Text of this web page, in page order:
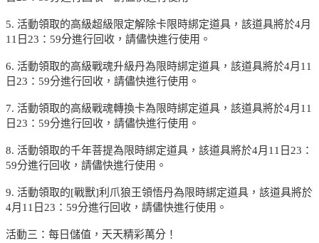
5. 活動領取的高級超級限定解除卡限時綁定道具，該道具將於4月
11日23：59分進行回收，請儘快進行使用。
6. 活動領取的高級戰魂升級丹為限時綁定道具，該道具將於4月11
日23：59分進行回收，請儘快進行使用。
7. 活動領取的高級戰魂轉換卡為限時綁定道具，該道具將於4月11
日23：59分進行回收，請儘快進行使用。
8. 活動領取的千年菩提為限時綁定道具，該道具將於4月11日23：
59分進行回收，請儘快進行使用。
9. 活動領取的[戰獸]利爪狼王領悟丹為限時綁定道具，該道具將於
4月11日23：59分進行回收，請儘快進行使用。
活動三：每日儲值，天天精彩萬分！